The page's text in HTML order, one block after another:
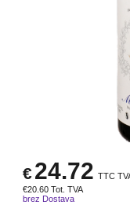
€24.72 TTC
€20.60 Tot. TVA
brez Dostava